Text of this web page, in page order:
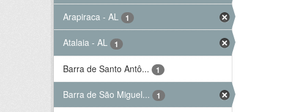
Arapiraca - AL 1
Atalaia - AL 1
Barra de Santo Antô... 1
Barra de São Miguel... 1